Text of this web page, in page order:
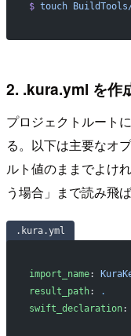
$ touch
2. .kura.yml を作
プロジェクトルート
る。以下は主要なオ
ルト値のままでよけ
う場合」まで読み飛
.kura.yml
import_name:
result_path: .
swift_declaration: